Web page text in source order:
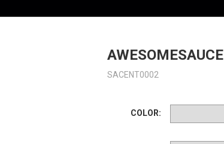
AWESOMESAUCE
SACENT0002
COLOR: